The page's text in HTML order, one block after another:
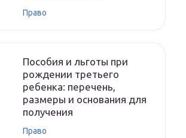
Право
Пособия и льготы при
рождении третьего
ребенка: перечень,
размеры и основания для
получения
Право